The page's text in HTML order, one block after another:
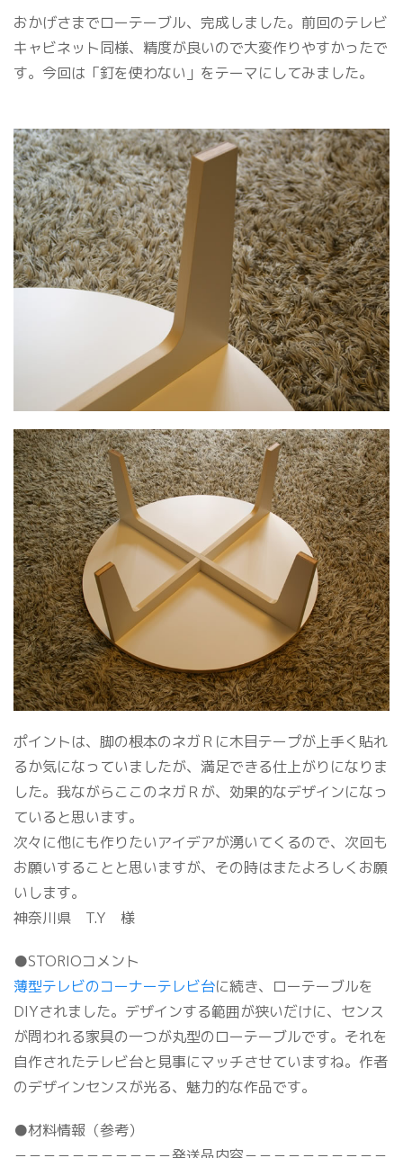
おかげさまでローテーブル、完成しました。前回のテレビ
キャビネット同様、精度が良いので大変作りやすかったで
す。今回は「釘を使わない」をテーマにしてみました。
ポイントは、脚の根本のネガＲに木目テープが上手く貼れ
るか気になっていましたが、満足できる仕上がりになりま
した。我ながらここのネガＲが、効果的なデザインになっ
ていると思います。
次々に他にも作りたいアイデアが湧いてくるので、次回も
お願いすることと思いますが、その時はまたよろしくお願
いします。
神奈川県 T.Y 様
●STORIOコメント
薄型テレビのコーナーテレビ台に続き、ローテーブルを
DIYされました。デザインする範囲が狭いだけに、センス
が問われる家具の一つが丸型のローテーブルです。それを
自作されたテレビ台と見事にマッチさせていますね。作者
のデザインセンスが光る、魅力的な作品です。
●材料情報（参考）